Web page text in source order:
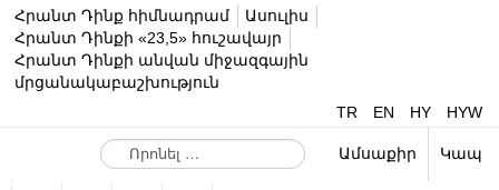
Հրանտ Դինք հիմնադրամ
Ասուլիս
Հրանտ Դինքի «23,5» հուշավայր
Հրանտ Դինքի անվան միջազգային
մրցանակաբաշխություն
TR
EN HY
HYW
Ո
ր
Ամսաքիր Կապ